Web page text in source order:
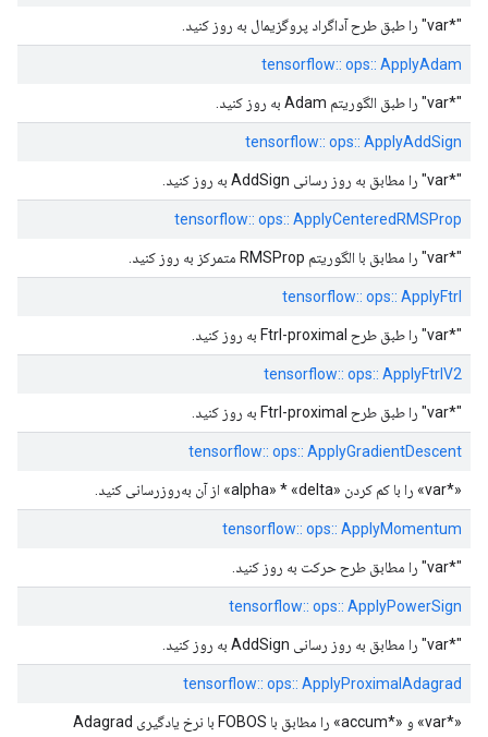
"*var" را طبق طرح آداگراد پروگزیمال به روز کنید.
tensorflow:: ops:: ApplyAdam
"*var" را طبق الگوریتم Adam به روز کنید.
tensorflow:: ops:: ApplyAddSign
"*var" را مطابق به روز رسانی AddSign به روز کنید.
tensorflow:: ops:: ApplyCenteredRMSProp
"*var" را مطابق با الگوریتم RMSProp متمرکز به روز کنید.
tensorflow:: ops:: ApplyFtrl
"*var" را طبق طرح Ftrl-proximal به روز کنید.
tensorflow:: ops:: ApplyFtrlV2
"*var" را طبق طرح Ftrl-proximal به روز کنید.
tensorflow:: ops:: ApplyGradientDescent
«*var» را با کم کردن «alpha» * «delta» از آن به‌روزرسانی کنید.
tensorflow:: ops:: ApplyMomentum
"*var" را مطابق طرح حرکت به روز کنید.
tensorflow:: ops:: ApplyPowerSign
"*var" را مطابق به روز رسانی AddSign به روز کنید.
tensorflow:: ops:: ApplyProximalAdagrad
«*var» و «*accum» را مطابق با FOBOS با نرخ یادگیری Adagrad